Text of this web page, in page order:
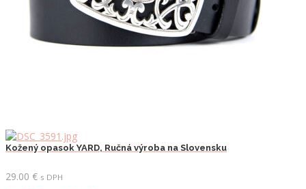
Kožený opasok YARD, Ručná výroba na Slovensku
29.00 € s DPH